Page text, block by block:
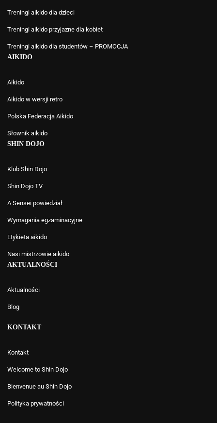
Treningi aikido dla dzieci
Treningi aikido przyjazne dla kobiet
Treningi aikido dla studentów – PROMOCJA
AIKIDO
Aikido
Aikido w wersji retro
Polska Federacja Aikido
Słownik aikido
SHIN DOJO
Klub Shin Dojo
Shin Dojo TV
A Sensei powiedział
Wymagania egzaminacyjne
Etykieta aikido
Nasi mistrzowie aikido
AKTUALNOŚCI
Aktualności
Blog
KONTAKT
Kontakt
Welcome to Shin Dojo
Bienvenue au Shin Dojo
Polityka prywatności